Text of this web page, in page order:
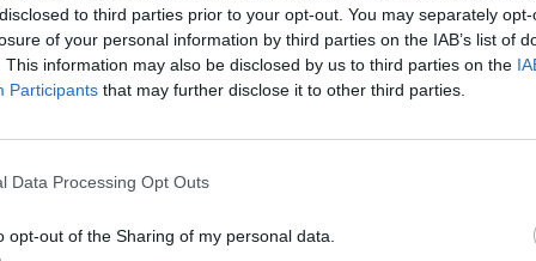
to third parties prior to your opt-out. You may separately
of your personal information by third parties on the IAB’s list of
This information may also be disclosed by us to third parties on the
Participants that may further disclose it to other third parties.
Data Processing Opt Outs
opt-out of the Sharing of my personal data.